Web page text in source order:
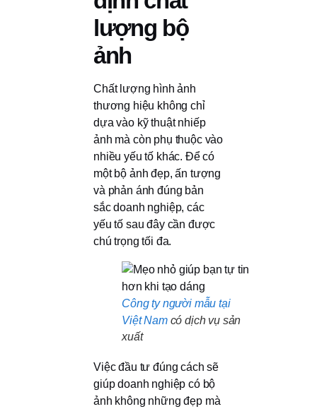
lượng bộ
ảnh
Chất lượng hình ảnh
thương hiệu không chỉ
dựa vào kỹ thuật nhiếp
ảnh mà còn phụ thuộc vào
nhiều yếu tố khác. Để có
một bộ ảnh đẹp, ấn tượng
và phản ánh đúng bản
sắc doanh nghiệp, các
yếu tố sau đây cần được
chú trọng tối đa.
Công ty người mẫu tại
Việt Namcó dịch vụ sản
xuất
Việc đầu tư đúng cách sẽ
giúp doanh nghiệp có bộ
ảnh không những đẹp mà